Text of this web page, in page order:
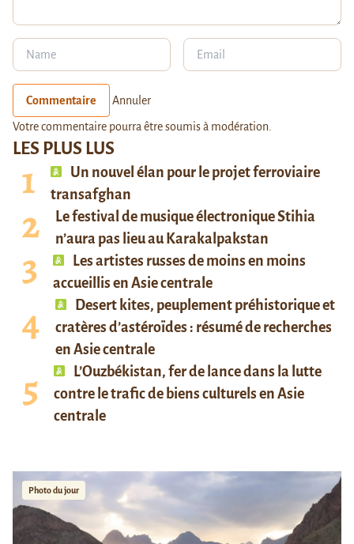
LES PLUS LUS
Un nouvel élan pour le projet ferroviaire
transafghan
Le festival de musique électronique Stihia
n’aura pas lieu au Karakalpakstan
Les artistes russes de moins en moins
accueillis en Asie centrale
Desert kites, peuplement préhistorique et
cratères d’astéroïdes : résumé de recherches
en Asie centrale
L’Ouzbékistan, fer de lance dans la lutte
contre le trafic de biens culturels en Asie
centrale
Photo du jour
Commentaire Annuler
Votre commentaire pourra être soumis à modération.